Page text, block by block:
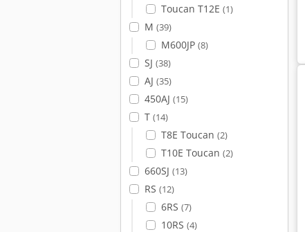
Toucan T12E (1)
M (39)
M600JP (8)
SJ (38)
AJ (35)
450AJ (15)
T (14)
T8E Toucan (2)
T10E Toucan (2)
660SJ (13)
RS (12)
6RS (7)
10RS (4)